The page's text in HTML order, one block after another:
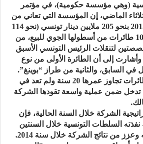
(وهي مؤسسة حكومية)، في مؤتمر
الماضي، إن المؤسسة التي تعاني من
عجز مالي قدّر سنة 2013 بنحو 205 ملايين دينار تونسي (نحو 114
مليون دولار)، ستضع 10 طائرات من أسطولها الجوي للبيع، من
لتنقلات الرئيس التونسي الأسبق
إلى أن الطائرة الأولى من نوع
السابق، والثانية من طراز “بوينغ”.
وتتعلق عملية البيع بطائرات تجاوز عمرها 20 سنة ولم تعد في
تدخل ضمن عملية واسعة تقودها الشركة
الشركة خلال السنة الحالية، فإن
نفذته السلطات التونسية خلال السنتين
الماضيتين قد أتى أكله وعزز من نتائج الشركة خلال سنة 2014.